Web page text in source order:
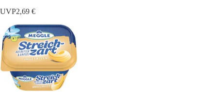
UVP2,69 €